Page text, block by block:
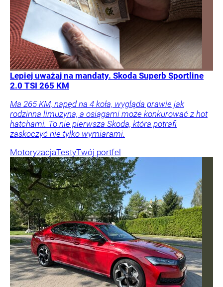
Lepiej uważaj na mandaty. Skoda Superb Sportline
2.0 TSI 265 KM
Ma 265 KM, napęd na 4 koła, wygląda prawie jak
rodzinna limuzyna, a osiągami może konkurować z hot
hatchami. To nie pierwsza Skoda, która potrafi
zaskoczyć nie tylko wymiarami.
MotoryzacjaTestyTwój portfel